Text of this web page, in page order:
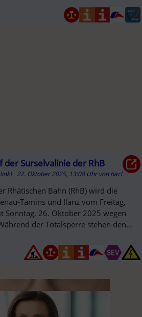
der Surselvalinie der RhB
22. Oktober 2025, 13:08 Uhr vonhacl
Rhätischen Bahn (RhB) wird die
Tamins und Ilanz vom Freitag,
Sonntag, 26. Oktober 2025 wegen
der Totalsperre stehen den